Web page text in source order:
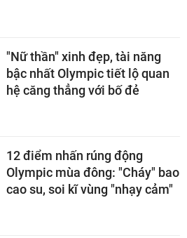
"Nữ thần" xinh đẹp, tài năng
bậc nhất Olympic tiết lộ quan
hệ căng thẳng với bố đẻ
12 điểm nhấn rúng động
Olympic mùa đông: "Cháy" bao
cao su, soi kĩ vùng "nhạy cảm"